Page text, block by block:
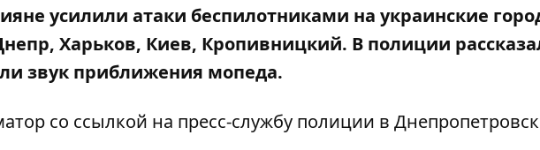
усилили атаки беспилотниками на украинские
Харьков, Киев, Кропивницкий. В полиции
звук приближения мопеда.
со ссылкой на пресс-службу полиции в